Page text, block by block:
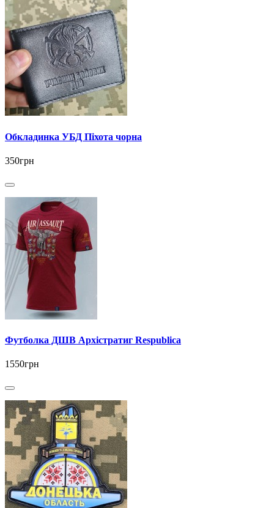
Обкладинка УБД Піхота чорна
350грн
Футболка ДШВ Архістратиг Respublica
1550грн